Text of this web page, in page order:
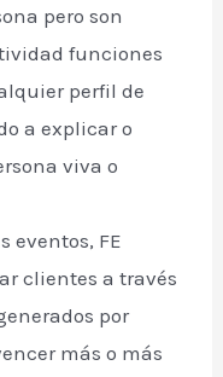
pero son
funciones
perfil de
a explicar o
viva o
eventos, FE
clientes a través
por
más o más